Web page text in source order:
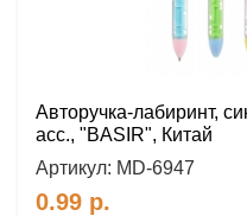
Авторучка-лабиринт,
асс., "BASIR", Китай
Артикул: MD-6947
0.99 р.